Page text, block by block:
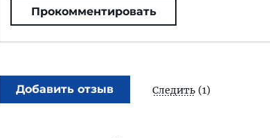
Прокомментировать
Добавить отзыв Следить (1)